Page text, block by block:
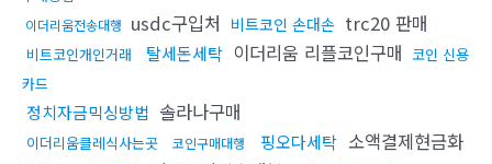
이더리움전송대행 usdc구입처 비트코인 손대손 trc20 판매
비트코인개인거래 탈세돈세탁 이더리움 리플코인구매 코인 신용
카드
정치자금믹싱방법 솔라나구매
이더리움클레식사는곳 코인구매대행 핑오다세탁 소액결제현금화